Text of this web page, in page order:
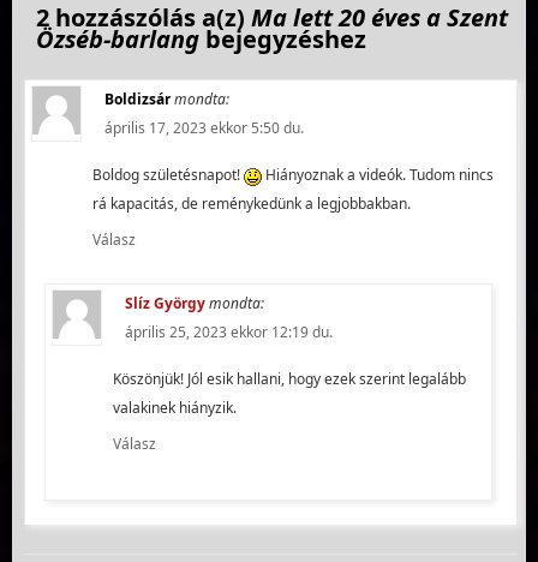
2 hozzászólás a(z) Ma lett 20 éves a Szent
Özséb-barlang bejegyzéshez
Boldizsármondta:
április 17, 2023 ekkor 5:50 du.
Boldog születésnapot!
Hiányoznak a videók. Tudom nincs
rá kapacitás, de reménykedünk a legjobbakban.
Válasz
Slíz Györgymondta:
április 25, 2023 ekkor 12:19 du.
Köszönjük! Jól esik hallani, hogy ezek szerint legalább
valakinek hiányzik.
Válasz